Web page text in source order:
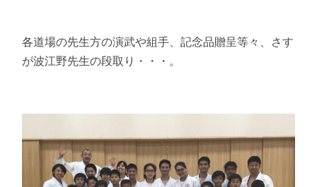
各道場の先生方の演武や組手、記念品贈呈等々、さす
が波江野先生の段取り・・・。